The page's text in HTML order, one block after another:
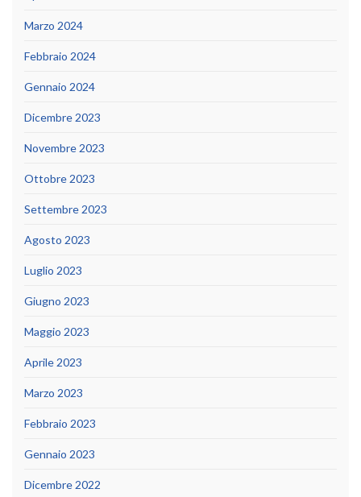
Marzo 2024
Febbraio 2024
Gennaio 2024
Dicembre 2023
Novembre 2023
Ottobre 2023
Settembre 2023
Agosto 2023
Luglio 2023
Giugno 2023
Maggio 2023
Aprile 2023
Marzo 2023
Febbraio 2023
Gennaio 2023
Dicembre 2022